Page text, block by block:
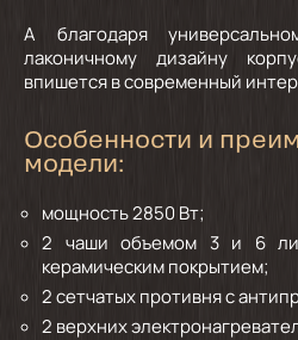
А благодаря
лаконичному дизайну
впишется в современный
Особенности и
модели:
мощность 2850 Вт;
2 чаши объемом 3 и 6
керамическим покрытием;
2 сетчатых противня с
2 верхних